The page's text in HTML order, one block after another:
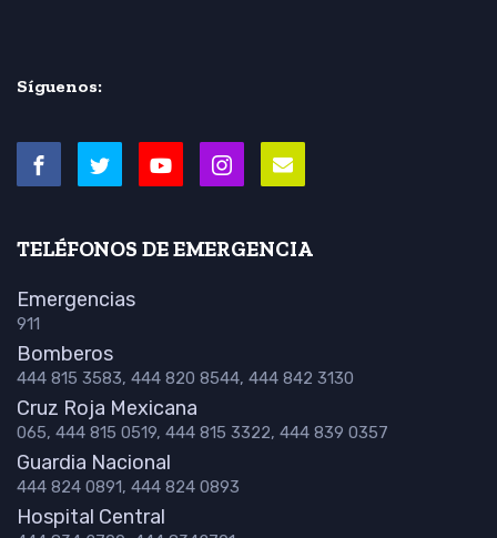
Síguenos:
TELÉFONOS DE EMERGENCIA
Emergencias
911
Bomberos
444 815 3583, 444 820 8544, 444 842 3130
Cruz Roja Mexicana
065, 444 815 0519, 444 815 3322, 444 839 0357
Guardia Nacional
444 824 0891, 444 824 0893
Hospital Central